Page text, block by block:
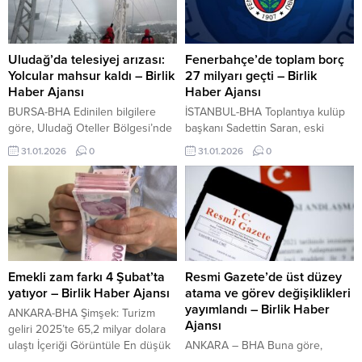
yer yer gök gürültülü sağanak
bekleniyor. Doğu Anadolu,
Güneydoğu Anadolu’nun
kuzeydoğusu ile Sivas,
Gümüşhane ve Bayburt
çevrelerinde ise yağışların karla
karışık yağmur ve...
Uludağ’da telesiyej arızası:
Yolcular mahsur kaldı – Birlik
Haber Ajansı
BURSA-BHA Edinilen bilgilere
göre, Uludağ Oteller Bölgesi’nde
hizmet veren telesiyej, henüz
belirlenemeyen bir nedenle
durdu. Telesiyejde bulunan çok
sayıda vatandaş havada mahsur
kaldı. Durumun 112 Acil Çağrı
Merkezi’ne bildirilmesi üzerine
bölgeye jandarma, sağlık, itfaiye
ekipleri ile İl Afet ve Acil Durum
Müdürlüğü (AFAD) ekipleri sevk
edildi. Bursa’da “Ulusal Beste
Yarışması”...
31.01.2026 0
Fenerbahçe’de toplam borç
27 milyarı geçti – Birlik
Haber Ajansı
İSTANBUL-BHA Toplantıya kulüp
başkanı Sadettin Saran, eski
başkan Ali Koç, eski divan
başkanları Vefa Küçük ve Uğur
Dündar ile yönetim kurulu ve
yüksek divan kurulu üyeleri
katıldı. Toplam yükümlülük 27
milyar 635 milyon TL Kulüp
tarafından açıklanan mali tabloya
göre, 30 Kasım 2025 itibarıyla
Fenerbahçe’nin toplam borç ve
yükümlülükleri 27...
31.01.2026 0
Emekli zam farkı 4 Şubat’ta
yatıyor – Birlik Haber Ajansı
ANKARA-BHA Şimşek: Turizm
geliri 2025’te 65,2 milyar dolara
ulaştı İçeriği Görüntüle En düşük
Resmi Gazete’de üst düzey
atama ve görev değişiklikleri
yayımlandı – Birlik Haber
Ajansı
ANKARA – BHA Buna göre,